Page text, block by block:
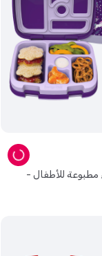
مطبوعة للأطفال -